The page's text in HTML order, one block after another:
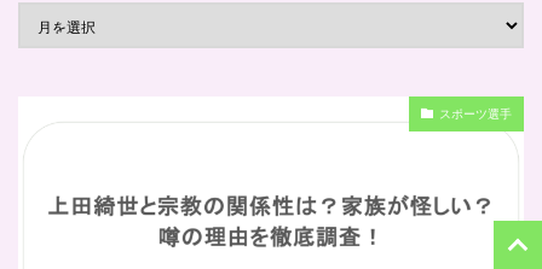
スポーツ選手